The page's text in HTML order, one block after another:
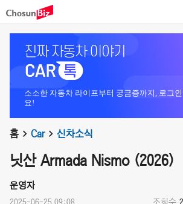
소소한 자동차 라이프부터 궁금증까지, 로그
요!
홈 Car 신차소식
닛산 Armada Nismo (2026)
운영자
2025-06-25 09:08 조회수